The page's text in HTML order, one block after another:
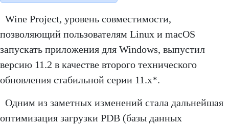
Wine Project, уровень совместимости,
позволяющий пользователям Linux и macOS
запускать приложения для Windows, выпустил
версию 11.2 в качестве второго технического
обновления стабильной серии 11.x*.
Одним из заметных изменений стала дальнейшая
оптимизация загрузки PDB (базы данных